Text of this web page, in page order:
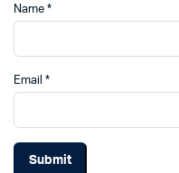
Name *
Email *